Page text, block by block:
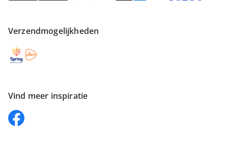
Verzendmogelijkheden
Vind meer inspiratie